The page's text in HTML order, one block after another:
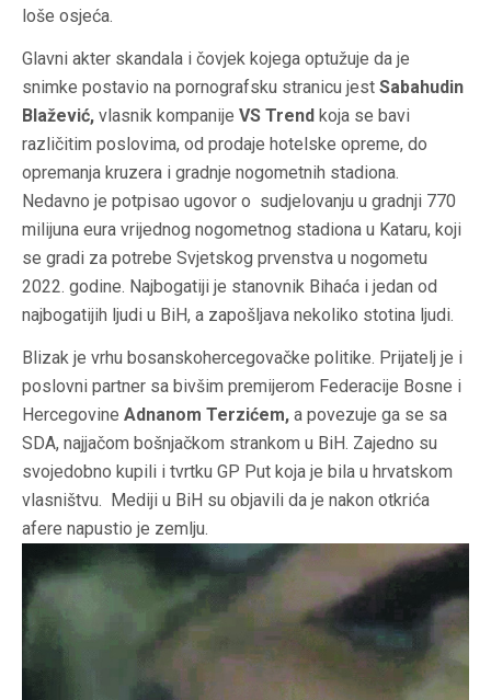
loše osjeća.
Glavni akter skandala i čovjek kojega optužuje da je
snimke postavio na pornografsku stranicu jest Sabahudin
Blažević, vlasnik kompanije VS Trend koja se bavi
različitim poslovima, od prodaje hotelske opreme, do
opremanja kruzera i gradnje nogometnih stadiona.
Nedavno je potpisao ugovor o sudjelovanju u gradnji 770
milijuna eura vrijednog nogometnog stadiona u Kataru, koji
se gradi za potrebe Svjetskog prvenstva u nogometu
2022. godine. Najbogatiji je stanovnik Bihaća i jedan od
najbogatijih ljudi u BiH, a zapošljava nekoliko stotina ljudi.
Blizak je vrhu bosanskohercegovačke politike. Prijatelj je i
poslovni partner sa bivšim premijerom Federacije Bosne i
Hercegovine Adnanom Terzićem, a povezuje ga se sa
SDA, najjačom bošnjačkom strankom u BiH. Zajedno su
svojedobno kupili i tvrtku GP Put koja je bila u hrvatskom
vlasništvu. Mediji u BiH su objavili da je nakon otkrića
afere napustio je zemlju.